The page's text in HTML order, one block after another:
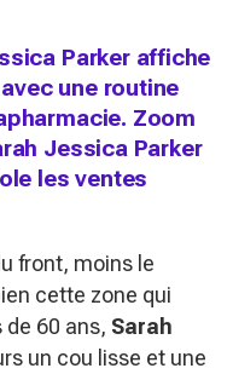
Parker affiche
une routine
Zoom
Jessica Parker
les ventes
front, moins le
cette zone qui
de 60 ans, Sarah
un cou lisse et une